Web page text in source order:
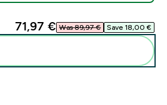
71,97 €‎ Was 89,97 €‎ Save 18,00 €‎